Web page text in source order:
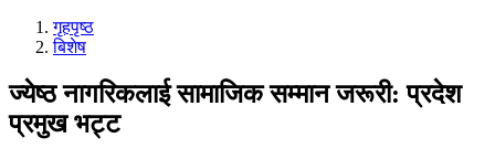
गृहपृष्‍ठ
बिशेष
ज्येष्ठ नागरिकलाई सामाजिक सम्मान जरूरी: प्रदेश
प्रमुख भट्ट